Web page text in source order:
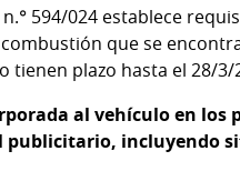
594/024 establece
que se
tienen plazo hasta el 28/
al vehículo en
incluyendo